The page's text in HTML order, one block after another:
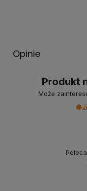
Opinie
Produkt
Może